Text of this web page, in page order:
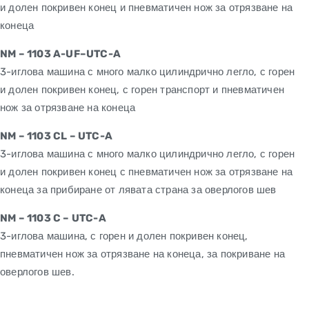
и долен покривен конец и пневматичен нож за отрязване на
конеца
NM – 1103 A-UF–UTC-A
3-иглова машина с много малко цилиндрично легло, с горен
и долен покривен конец, с горен транспорт и пневматичен
нож за отрязване на конеца
NM – 1103 CL – UTC-A
3-иглова машина с много малко цилиндрично легло, с горен
и долен покривен конец с пневматичен нож за отрязване на
конеца за прибиране от лявата страна за оверлогов шев
NM – 1103 C – UTC-A
3-иглова машина, с горен и долен покривен конец,
пневматичен нож за отрязване на конеца, за покриване на
оверлогов шев.